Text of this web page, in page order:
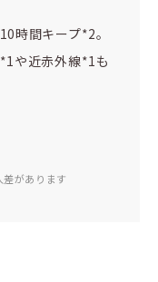
時間キープ*2。
や近赤外線*1も
があります